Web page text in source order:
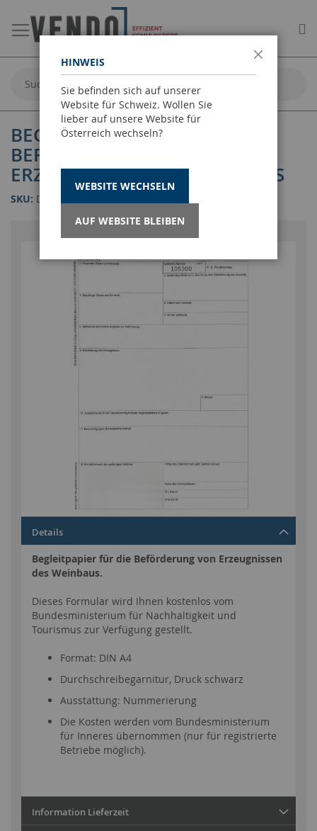
Suche
BEGLEITPAPIER FÜR DIE
BEFÖRDERUNG VON
ERZEUGNISSEN DES WEINBAUS
SKU DS STDR 162 - LG.
Ende
Anfang
Bildgalerie
springen
Details
Begleitpapier für die Beförderung von Erzeugnissen
des Weinbaus.
Dieses Formular wird Ihnen kostenlos vom
Bundesministerium für Nachhaltigkeit und
Tourismus zur Verfügung gestellt.
Format: DIN A4
Durchschreibegarnitur, Druck schwarz
Ausstattung: Nummerierung
Die Kosten werden vom Bundesministerium
für Inneres übernommen (nur für registrierte
Betriebe möglich).
Information Lieferzeit
HINWEIS
Sie befinden sich auf unserer
Website für Schweiz. Wollen Sie
lieber auf unsere Website für
Österreich wechseln?
WEBSITE WECHSELN
AUF WEBSITE BLEIBEN